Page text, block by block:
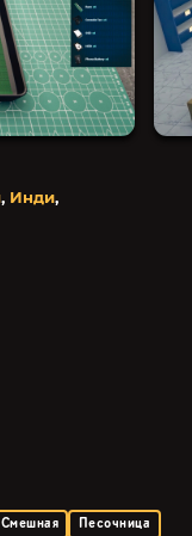
, Инди,
Смешная
Песочница